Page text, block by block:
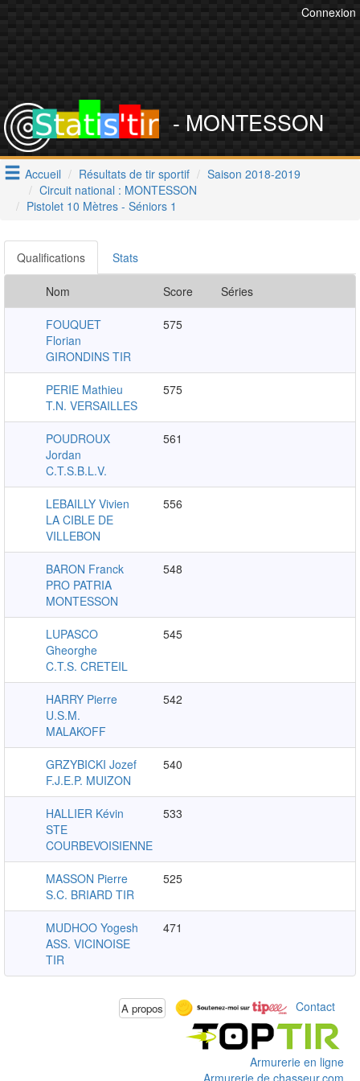
Connexion
- MONTESSON
Accueil Résultats de tir sportif
Saison 2018-2019
Circuit national : MONTESSON
Pistolet 10 Mètres - Séniors 1
Qualifications Stats
Nom Score Séries
FOUQUET
Florian
GIRONDINS TIR
575
PERIE Mathieu
T.N. VERSAILLES
575
POUDROUX
Jordan
C.T.S.B.L.V.
561
LEBAILLY Vivien
LA CIBLE DE
VILLEBON
556
BARON Franck
PRO PATRIA
MONTESSON
548
LUPASCO
Gheorghe
C.T.S. CRETEIL
545
HARRY Pierre
U.S.M.
MALAKOFF
542
GRZYBICKI Jozef
F.J.E.P. MUIZON
540
HALLIER Kévin
STE
COURBEVOISIENNE
533
MASSON Pierre
S.C. BRIARD TIR
525
MUDHOO Yogesh
ASS. VICINOISE
TIR
471
A propos Contact
Armurerie en ligne